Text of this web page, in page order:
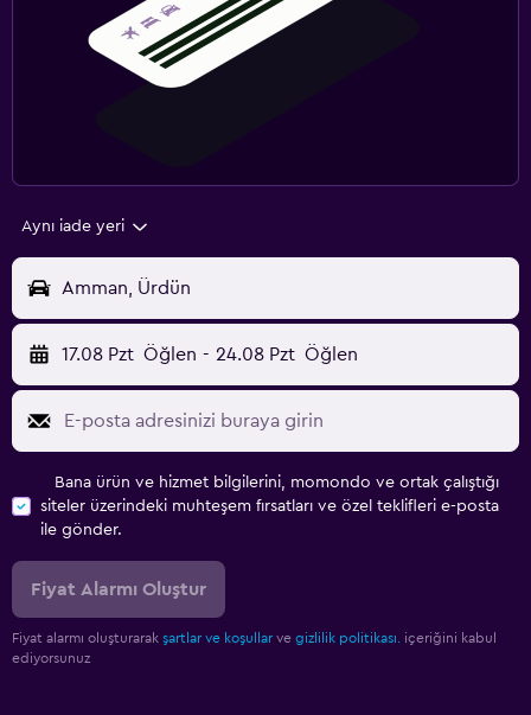
Aynı iade yeri
Amman, Ürdün
17.08 Pzt Öğlen - 24.08 Pzt Öğlen
Bana ürün ve hizmet bilgilerini, momondo ve ortak çalıştığı
siteler üzerindeki muhteşem fırsatları ve özel teklifleri e-posta
ile gönder.
Fiyat Alarmı Oluştur
Fiyat alarmı oluşturarak şartlar ve koşullar ve gizlilik politikası.
içeriğini kabul
ediyorsunuz